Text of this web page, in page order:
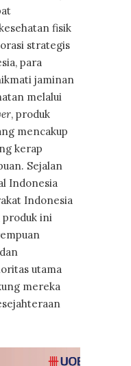
fisik
strategis
para
jaminan
melalui
, produk
mencakup
kerap
Sejalan
Indonesia
Indonesia
produk ini
utama
mereka